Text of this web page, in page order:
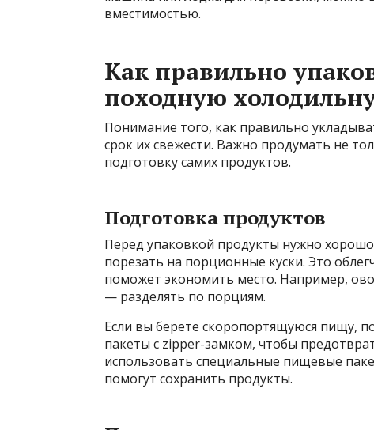
вместимостью.
Как правильно
походную
Понимание того, как правильно
срок их свежести. Важно продумать не
подготовку самих продуктов.
Подготовка продуктов
Перед упаковкой продукты нужно
порезать на порционные куски. Это
поможет экономить место. Например,
— разделять по порциям.
Если вы берете скоропортящуюся пищу,
пакеты с zipper-замком, чтобы
использовать специальные пищевые
помогут сохранить продукты.